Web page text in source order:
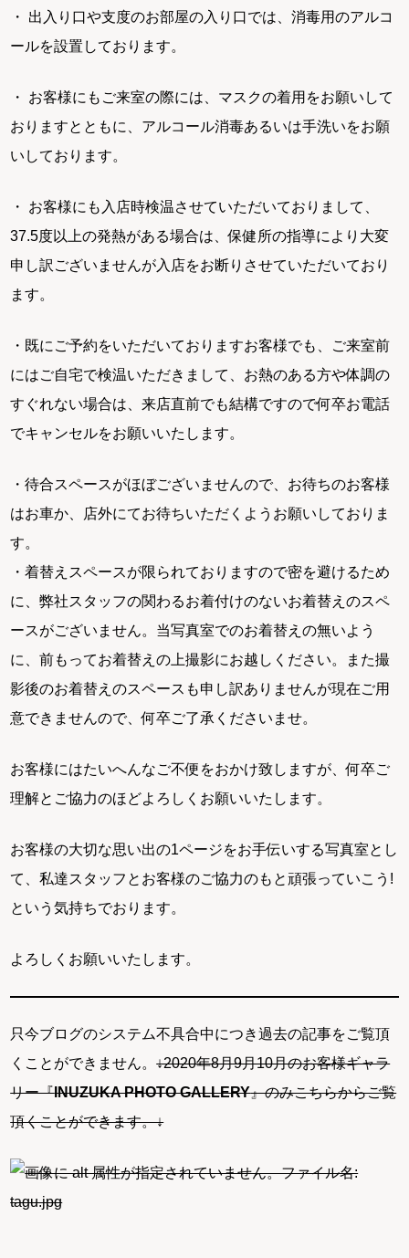
・ 出入り口や支度のお部屋の入り口では、消毒用のアルコ
ールを設置しております。
・ お客様にもご来室の際には、マスクの着用をお願いして
おりますとともに、アルコール消毒あるいは手洗いをお願
いしております。
・ お客様にも入店時検温させていただいておりまして、
37.5度以上の発熱がある場合は、保健所の指導により大変
申し訳ございませんが入店をお断りさせていただいており
ます。
・既にご予約をいただいておりますお客様でも、ご来室前
にはご自宅で検温いただきまして、お熱のある方や体調の
すぐれない場合は、来店直前でも結構ですので何卒お電話
でキャンセルをお願いいたします。
・待合スペースがほぼございませんので、お待ちのお客様
はお車か、店外にてお待ちいただくようお願いしておりま
す。
・着替えスペースが限られておりますので密を避けるため
に、弊社スタッフの関わるお着付けのないお着替えのスペ
ースがございません。当写真室でのお着替えの無いよう
に、前もってお着替えの上撮影にお越しください。また撮
影後のお着替えのスペースも申し訳ありませんが現在ご用
意できませんので、何卒ご了承くださいませ。
お客様にはたいへんなご不便をおかけ致しますが、何卒ご
理解とご協力のほどよろしくお願いいたします。
お客様の大切な思い出の1ページをお手伝いする写真室とし
て、私達スタッフとお客様のご協力のもと頑張っていこう!
という気持ちでおります。
よろしくお願いいたします。
只今ブログのシステム不具合中につき過去の記事をご覧頂
くことができません。↓2020年8月9月10月のお客様ギャラ
リー『INUZUKA PHOTO GALLERY』のみこちらからご覧
頂くことができます。↓